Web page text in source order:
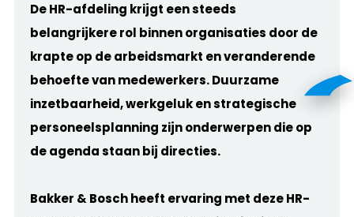
De HR-afdeling krijgt een steeds
belangrijkere rol binnen organisaties door de
krapte op de arbeidsmarkt en veranderende
behoefte van medewerkers. Duurzame
inzetbaarheid, werkgeluk en strategische
personeelsplanning zijn onderwerpen die op
de agenda staan bij directies.
Bakker & Bosch heeft ervaring met deze HR-